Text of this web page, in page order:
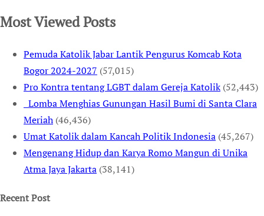
Most Viewed Posts
Pemuda Katolik Jabar Lantik Pengurus Komcab Kota
Bogor 2024-2027 (57,015)
Pro Kontra tentang LGBT dalam Gereja Katolik (52,443)
Lomba Menghias Gunungan Hasil Bumi di Santa Clara
Meriah (46,436)
Umat Katolik dalam Kancah Politik Indonesia (45,267)
Mengenang Hidup dan Karya Romo Mangun di Unika
Atma Jaya Jakarta (38,141)
Recent Post